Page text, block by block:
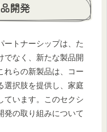
開発
ートナーシップは、た
でなく、新たな製品開
れらの新製品は、コー
選択肢を提供し、家庭
ています。このセクシ
発の取り組みについて